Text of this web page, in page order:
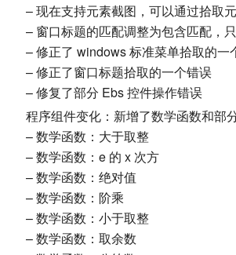
– 现在支持元素截图，可以通过拾取
– 窗口标题的匹配调整为包含匹配，
– 修正了 windows 标准菜单拾取的一
– 修正了窗口标题拾取的一个错误
– 修复了部分 Ebs 控件操作错误
程序组件变化：新增了数学函数和部
– 数学函数：大于取整
– 数学函数：e 的 x 次方
– 数学函数：绝对值
– 数学函数：阶乘
– 数学函数：小于取整
– 数学函数：取余数